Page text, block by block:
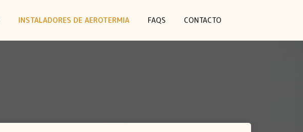
INSTALADORES DE AEROTERMIA FAQS CONTACTO